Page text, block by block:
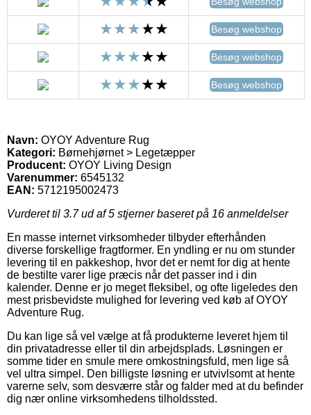
Besøg webshop
Besøg webshop
Besøg webshop
Navn: OYOY Adventure Rug
Kategori: Børnehjørnet > Legetæpper
Producent: OYOY Living Design
Varenummer: 6545132
EAN: 5712195002473
Vurderet til 3.7ud af 5 stjerner baseret på 16 anmeldelser
En masse internet virksomheder tilbyder efterhånden
diverse forskellige fragtformer. En yndling er nu om stunder
levering til en pakkeshop, hvor det er nemt for dig at hente
de bestilte varer lige præcis når det passer ind i din
kalender. Denne er jo meget fleksibel, og ofte ligeledes den
mest prisbevidste mulighed for levering ved køb af OYOY
Adventure Rug.
Du kan lige så vel vælge at få produkterne leveret hjem til
din privatadresse eller til din arbejdsplads. Løsningen er
somme tider en smule mere omkostningsfuld, men lige så
vel ultra simpel. Den billigste løsning er utvivlsomt at hente
varerne selv, som desværre står og falder med at du befinder
dig nær online virksomhedens tilholdssted.